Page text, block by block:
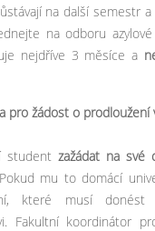
na další semestr
na odboru
nejdříve 3 měsíce a
pro žádost o prodloužení
student zažádat na své
mu to domácí
které musí donést
Fakultní koordinátor